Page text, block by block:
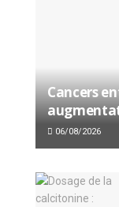
Cancers
06/08/2026